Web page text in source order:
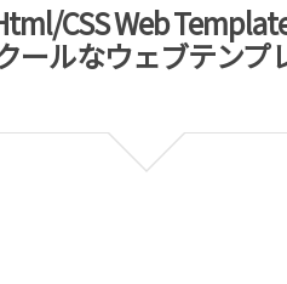
CSS Web
ールなウェブテンプ